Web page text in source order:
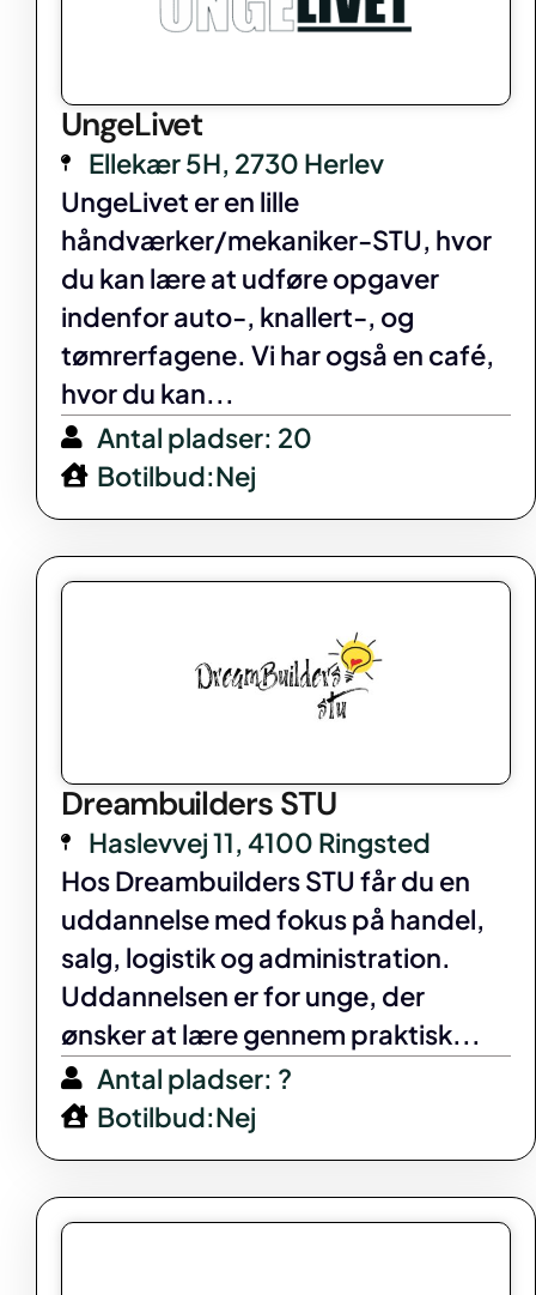
UngeLivet
Ellekær 5H, 2730 Herlev
UngeLivet er en lille
håndværker/mekaniker-STU, hvor
du kan lære at udføre opgaver
indenfor auto-, knallert-, og
tømrerfagene. Vi har også en café,
hvor du kan...
Antal pladser: 20
Botilbud:Nej
Dreambuilders STU
Haslevvej 11, 4100 Ringsted
Hos Dreambuilders STU får du en
uddannelse med fokus på handel,
salg, logistik og administration.
Uddannelsen er for unge, der
ønsker at lære gennem praktisk...
Antal pladser: ?
Botilbud:Nej